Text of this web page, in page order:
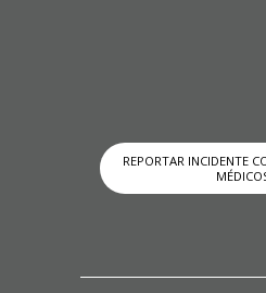
REPORTAR INCIDENTE